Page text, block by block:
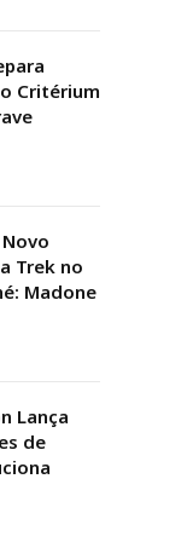
Critérium
Trek no
Madone
Lança
de